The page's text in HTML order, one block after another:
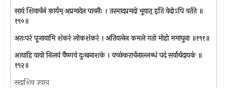
सायं शिवार्चनं कार्यम् अप्रमादेन पावनैः । तस्मादप्रमदो भूयात् इति वेदोऽपि वर्तते ॥
१९०॥
अतःपरं पूजायामि शंकरं लोकशंकरं । अतियत्‍नेन कमले गतो मोहो ममाघुना ॥१९१॥
आयाहि यावो निलयं वैष्णवं दुःखनाशकं । यच्छंकरार्चनाल्लब्धं पदं सर्वार्थदायकं ॥
१९२॥
सदाशिव उवाच